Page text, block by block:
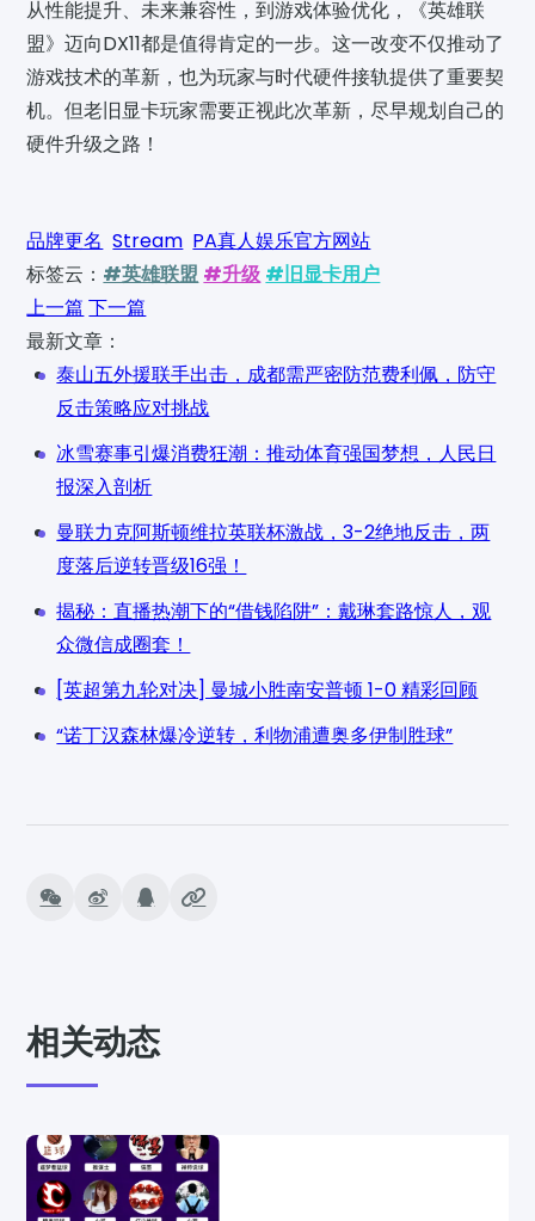
从性能提升、未来兼容性，到游戏体验优化，《英雄联
盟》迈向DX11都是值得肯定的一步。这一改变不仅推动了
游戏技术的革新，也为玩家与时代硬件接轨提供了重要契
机。但老旧显卡玩家需要正视此次革新，尽早规划自己的
硬件升级之路！
品牌更名 Stream PA真人娱乐官方网站
标签云： #英雄联盟 #升级 #旧显卡用户
上一篇 下一篇
最新文章：
泰山五外援联手出击，成都需严密防范费利佩，防守
反击策略应对挑战
冰雪赛事引爆消费狂潮：推动体育强国梦想，人民日
报深入剖析
曼联力克阿斯顿维拉英联杯激战，3-2绝地反击，两
度落后逆转晋级16强！
揭秘：直播热潮下的“借钱陷阱”：戴琳套路惊人，观
众微信成圈套！
[英超第九轮对决] 曼城小胜南安普顿 1-0 精彩回顾
“诺丁汉森林爆冷逆转，利物浦遭奥多伊制胜球”
相关动态